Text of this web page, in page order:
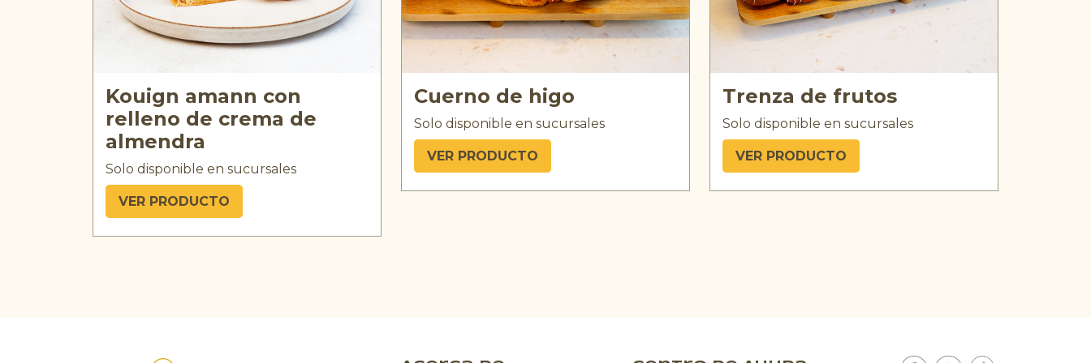
Kouign amann con
relleno de crema de
almendra
Solo disponible en sucursales
VER PRODUCTO
Cuerno de higo
Solo disponible en sucursales
VER PRODUCTO
Trenza de frutos
Solo disponible en sucursales
VER PRODUCTO